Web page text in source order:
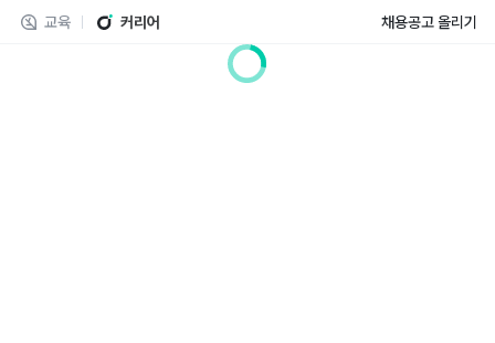
교육 커리어 채용공고 올리기